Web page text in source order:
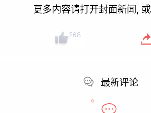
更多内容请打开封面新闻, 或
268
最新评论